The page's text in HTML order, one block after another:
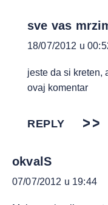
sve vas
18/07/2012 u
jeste da si kreten,
ovaj komentar
REPLY
okvalS
07/07/2012 u 19:44